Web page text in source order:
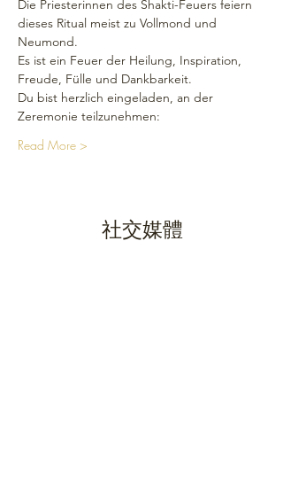
Die Priesterinnen des Shakti-Feuers feiern
dieses Ritual meist zu Vollmond und
Neumond.
Es ist ein Feuer der Heilung, Inspiration,
Freude, Fülle und Dankbarkeit.
Du bist herzlich eingeladen, an der
Zeremonie teilzunehmen:
Read More >
社交媒體